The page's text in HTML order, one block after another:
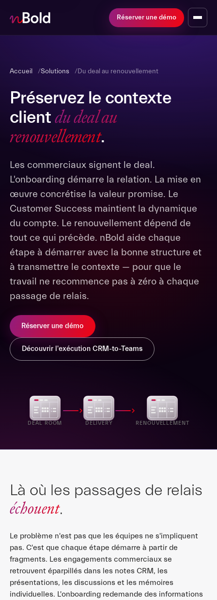
Réserver une démo
Accueil Solutions Du deal au renouvellement
Préservez le contexte
clientdu deal au
renouvellement.
Les commerciaux signent le deal.
L'onboarding démarre la relation. La mise en
œuvre concrétise la valeur promise. Le
Customer Success maintient la dynamique
du compte. Le renouvellement dépend de
tout ce qui précède. nBold aide chaque
étape à démarrer avec la bonne structure et
à transmettre le contexte — pour que le
travail ne recommence pas à zéro à chaque
passage de relais.
Réserver une démo
Découvrir l'exécution CRM-to-Teams
DEAL ROOM DELIVERY RENOUVELLEMENT
Là où les passages de relais
échouent.
Le problème n'est pas que les équipes ne s'impliquent
pas. C'est que chaque étape démarre à partir de
fragments. Les engagements commerciaux se
retrouvent éparpillés dans les notes CRM, les
présentations, les discussions et les mémoires
individuelles. L'onboarding redemande des informations